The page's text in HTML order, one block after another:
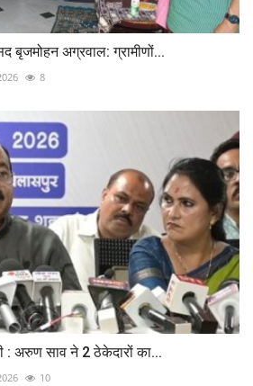
बृजमोहन अग्रवाल: ग्रामीणों...
8
: अरुण साव ने 2 ठेकेदारों का...
10